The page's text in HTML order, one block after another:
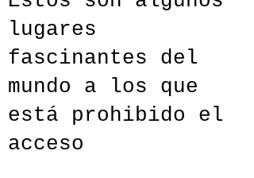
lugares
fascinantes del
mundo a los que
está prohibido el
acceso